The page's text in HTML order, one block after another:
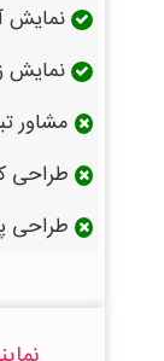
نمایش
نمایش
مشاور
طراحی
طراحی